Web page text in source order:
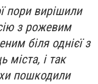
пори вирішили
з рожевим
біля однієї з
міста, і так
пошкодили